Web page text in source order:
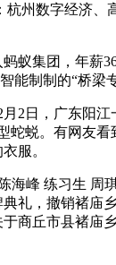
杭州数字经济、
蚁集团，年薪
能制制的“桥梁专
日，广东阳江
蛇蜕。有网友
服。
峰 练习生 周
礼，撤销褚庙
商丘市县褚庙